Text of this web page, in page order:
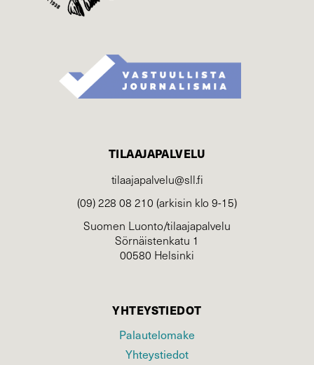
TILAAJAPALVELU
tilaajapalvelu@sll.fi
(09) 228 08 210 (arkisin klo 9-15)
Suomen Luonto/tilaajapalvelu
Sörnäistenkatu 1
00580 Helsinki
YHTEYSTIEDOT
Palautelomake
Yhteystiedot